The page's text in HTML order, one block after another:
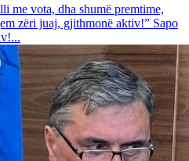
me vota, dha shumë premtime,
zëri juaj, gjithmonë aktiv!” Sapo